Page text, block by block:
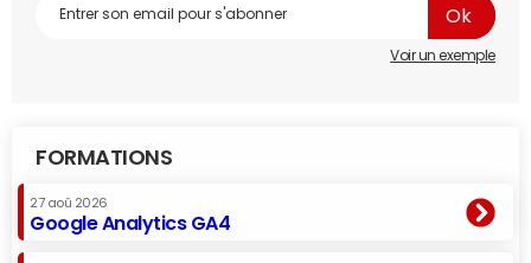
Voir un exemple
FORMATIONS
27 aoû 2026
Google Analytics GA4